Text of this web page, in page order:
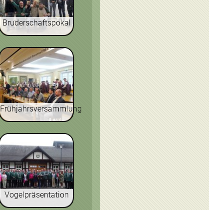
Bruderschaftspokal
Frühjahrsversammlung
Vogelpräsentation